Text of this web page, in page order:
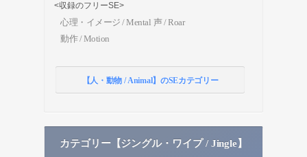
<収録のフリーSE>
心理・イメージ / Mental 声 / Roar
動作 / Motion
【人・動物 / Animal】のSEカテゴリー
カテゴリー【ジングル・ワイプ / Jingle】